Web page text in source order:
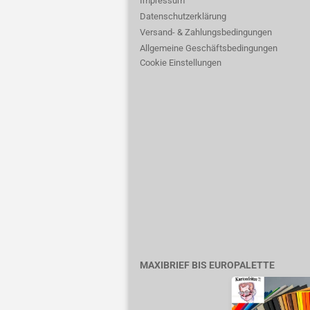
Datenschutzerklärung
Versand- & Zahlungsbedingungen
Allgemeine Geschäftsbedingungen
Cookie Einstellungen
MAXIBRIEF BIS EUROPALETTE